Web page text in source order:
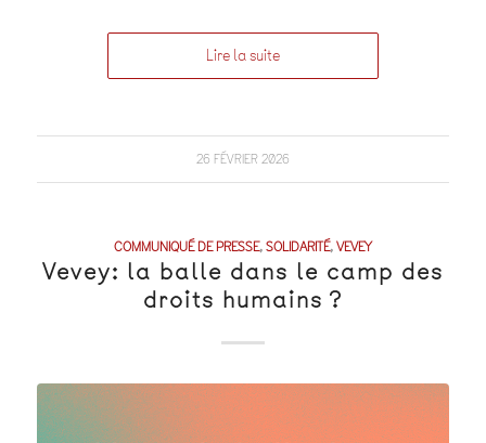
Lire la suite
26 FÉVRIER 2026
COMMUNIQUÉ DE PRESSE,SOLIDARITÉ,VEVEY
Vevey: la balle dans le camp des
droits humains ?